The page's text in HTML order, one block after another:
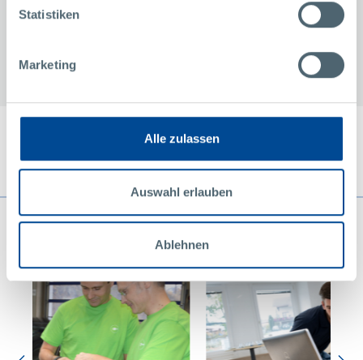
Statistiken
Marketing
Alle zulassen
Auswahl erlauben
Ablehnen
technische Kunststoffe für hohe Temperaturen und Dimensions-
7 Schritte zur Realisierung